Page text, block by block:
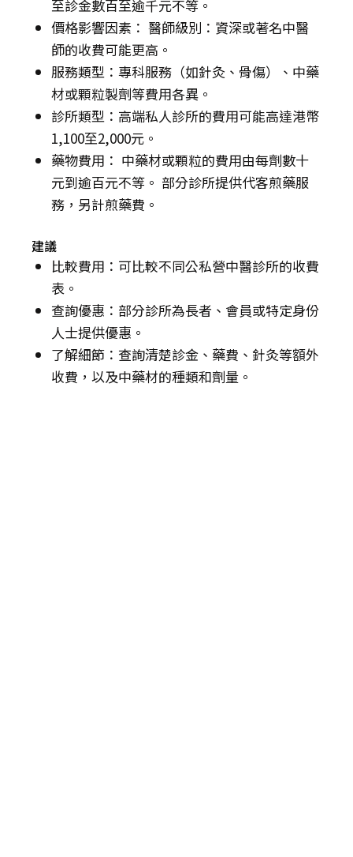
至診金數百至逾千元不等。
價格影響因素： 醫師級別：資深或著名中醫
師的收費可能更高。
服務類型：專科服務（如針灸、骨傷）、中藥
材或顆粒製劑等費用各異。
診所類型：高端私人診所的費用可能高達港幣
1,100至2,000元。
藥物費用： 中藥材或顆粒的費用由每劑數十
元到逾百元不等。 部分診所提供代客煎藥服
務，另計煎藥費。
建議
比較費用：可比較不同公私營中醫診所的收費
表。
查詢優惠：部分診所為長者、會員或特定身份
人士提供優惠。
了解細節：查詢清楚診金、藥費、針灸等額外
收費，以及中藥材的種類和劑量。